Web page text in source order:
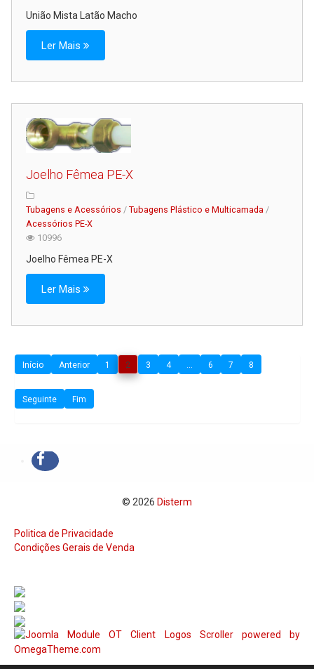
União Mista Latão Macho
Ler Mais
Joelho Fêmea PE-X
Tubagens e Acessórios / Tubagens Plástico e Multicamada/
Acessórios PE-X
10996
Joelho Fêmea PE-X
Ler Mais
Início Anterior 1 2 3 4 ... 6 7 8
Seguinte Fim
© 2026 Disterm
Politica de Privacidade
Condições Gerais de Venda